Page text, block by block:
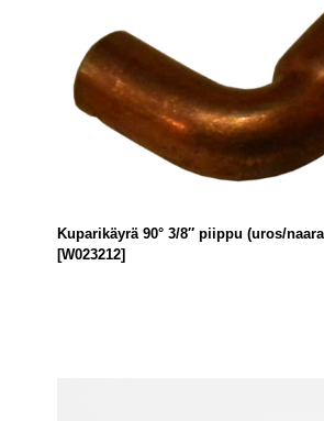
Kuparikäyrä 90° 3/8″ piippu (uros/
[W023212]